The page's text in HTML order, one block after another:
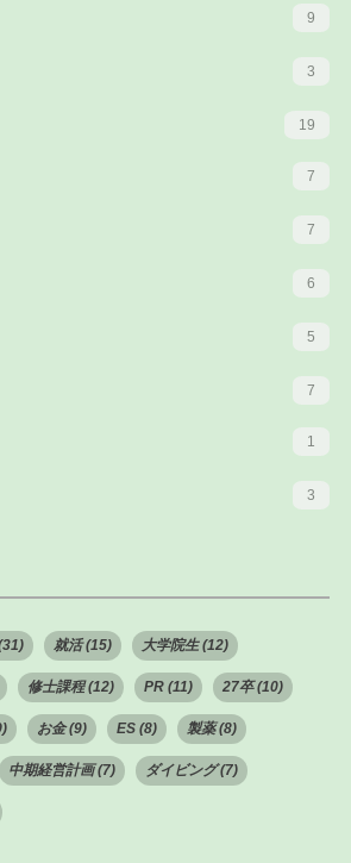
9
3
19
7
7
6
5
7
1
3
就活 (15) 大学院生 (12)
修士課程 (12) PR (11) 27卒 (10)
お金 (9) ES (8) 製薬 (8)
中期経営計画 (7) ダイビング (7)